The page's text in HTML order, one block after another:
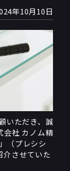
年10月10日
いただき、誠
会社 カノム精
（プレシシ
介させていた